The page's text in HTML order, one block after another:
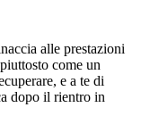
alle prestazioni
come un
e a te di
dopo il rientro in